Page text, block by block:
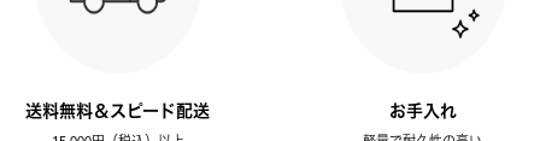
送料無料＆スピード配送 お手入れ